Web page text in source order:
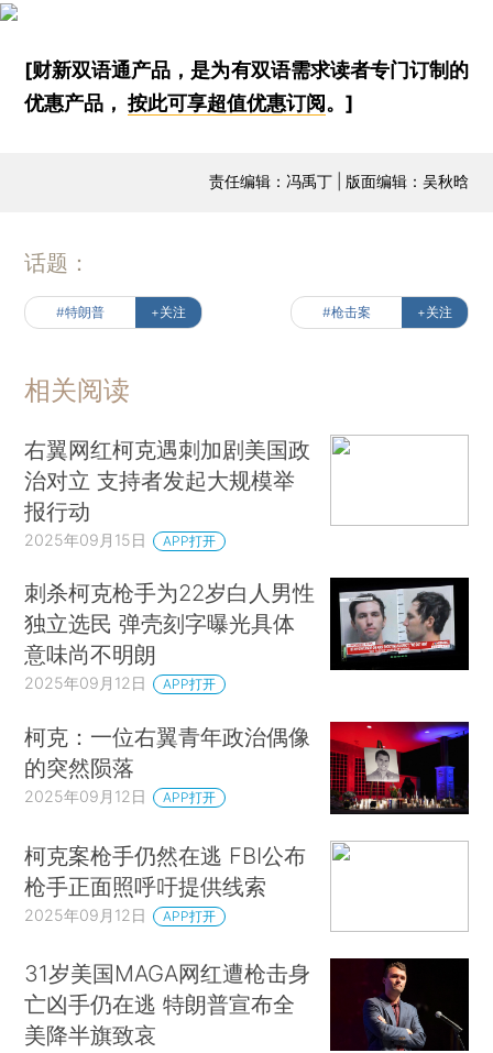
[财新双语通产品，是为有双语需求读者专门订制的
优惠产品，按此可享超值优惠订阅 。]
责任编辑：冯禹丁 | 版面编辑：吴秋晗
话题：
#特朗普 +关注 #枪击案 +关注
相关阅读
右翼网红柯克遇刺加剧美国政
治对立 支持者发起大规模举
报行动
2025年09月15日 APP打开
刺杀柯克枪手为22岁白人男性
独立选民 弹壳刻字曝光具体
意味尚不明朗
2025年09月12日 APP打开
柯克：一位右翼青年政治偶像
的突然陨落
2025年09月12日 APP打开
柯克案枪手仍然在逃 FBI公布
枪手正面照呼吁提供线索
2025年09月12日 APP打开
31岁美国MAGA网红遭枪击身
亡凶手仍在逃 特朗普宣布全
美降半旗致哀